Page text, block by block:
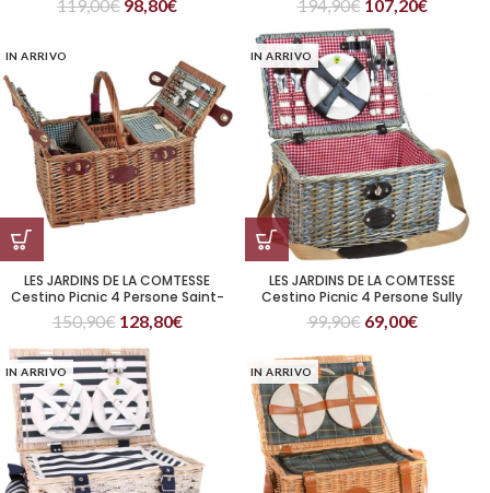
119,00€ 98,80€ 194,90€ 107,20€
IN ARRIVO
LES JARDINS DE LA COMTESSE
Cestino Picnic 4 Persone Saint-
Germain Vichy Verde
150,90€ 128,80€
IN ARRIVO
LES JARDINS DE LA COMTESSE
Cestino Picnic 4 Persone Sully
99,90€ 69,00€
IN ARRIVO IN ARRIVO